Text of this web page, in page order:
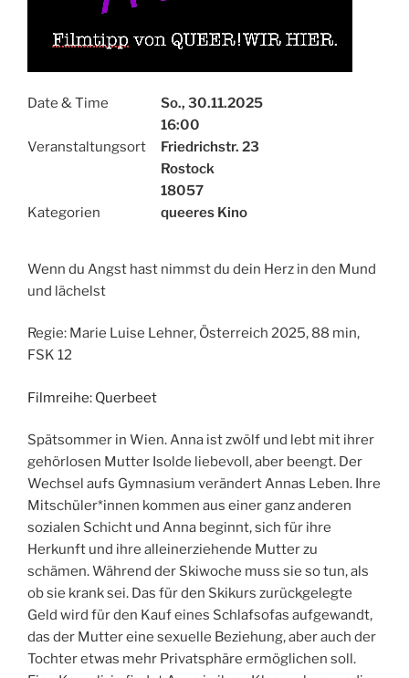
Date & Time
So., 30.11.2025
16:00
Veranstaltungsort
Friedrichstr. 23
Rostock
18057
Kategorien
queeres Kino
Wenn du Angst hast nimmst du dein Herz in den Mund
und lächelst
Regie: Marie Luise Lehner, Österreich 2025, 88 min,
FSK 12
Filmreihe: Querbeet
Spätsommer in Wien. Anna ist zwölf und lebt mit ihrer
gehörlosen Mutter Isolde liebevoll, aber beengt. Der
Wechsel aufs Gymnasium verändert Annas Leben. Ihre
Mitschüler*innen kommen aus einer ganz anderen
sozialen Schicht und Anna beginnt, sich für ihre
Herkunft und ihre alleinerziehende Mutter zu
schämen. Während der Skiwoche muss sie so tun, als
ob sie krank sei. Das für den Skikurs zurückgelegte
Geld wird für den Kauf eines Schlafsofas aufgewandt,
das der Mutter eine sexuelle Beziehung, aber auch der
Tochter etwas mehr Privatsphäre ermöglichen soll.